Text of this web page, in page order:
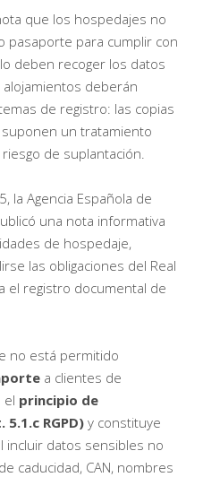
que los hospedajes no
pasaporte para cumplir con
deben recoger los datos
deberán
de registro: las copias
un tratamiento
de suplantación.
la Agencia Española de
una nota informativa
de hospedaje,
las obligaciones del Real
el registro documental de
no está permitido
a clientes de
el principio de
RGPD) y constituye
incluir datos sensibles no
caducidad, CAN, nombres